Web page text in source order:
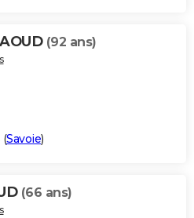
(92 ans)
(Savoie)
(66 ans)